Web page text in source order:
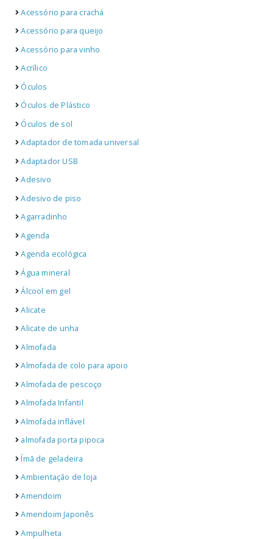
Acessório para crachá
Acessório para queijo
Acessório para vinho
Acrílico
Óculos
Óculos de Plástico
Óculos de sol
Adaptador de tomada universal
Adaptador USB
Adesivo
Adesivo de piso
Agarradinho
Agenda
Agenda ecológica
Água mineral
Álcool em gel
Alicate
Alicate de unha
Almofada
Almofada de colo para apoio
Almofada de pescoço
Almofada Infantil
Almofada inflável
almofada porta pipoca
Ímã de geladeira
Ambientação de loja
Amendoim
Amendoim Japonês
Ampulheta